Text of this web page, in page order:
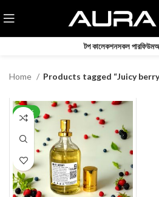
টপ কালেকশনসকল পারফিউম
Home Products tagged “Juicy
-25%